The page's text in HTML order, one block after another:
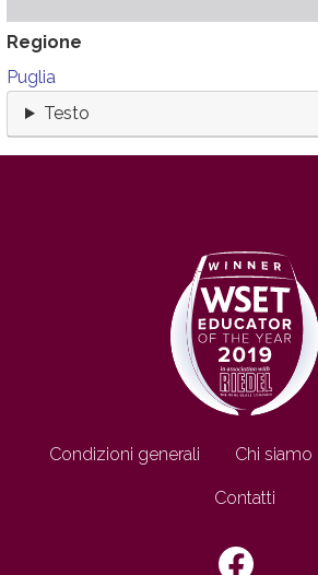
Regione
Puglia
Testo
Footer IT
Condizioni generali Chi siamo
Contatti